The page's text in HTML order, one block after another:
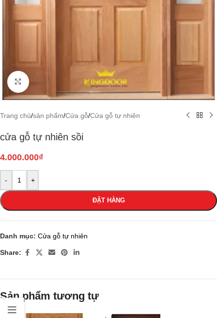
Click to enlarge
Trang chủ/sản phẩm/Cửa gỗ/Cửa gỗ tự nhiên
cửa gỗ tự nhiên sồi
4.000.000₫
- +
ĐẶT HÀNG
Danh mục: Cửa gỗ tự nhiên
Share:
Sản phẩm tương tự